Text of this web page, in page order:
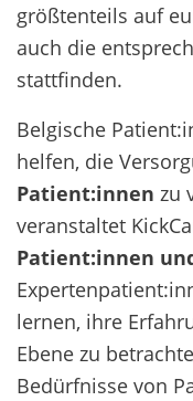
größtenteils auf
auch die
stattfinden.
Belgische
helfen, die
Patient:innen zu
veranstaltet
Patient:innen
lernen, ihre
Ebene zu
Bedürfnisse von